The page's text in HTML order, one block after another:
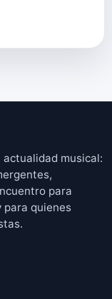
actualidad musical:
para
para quienes